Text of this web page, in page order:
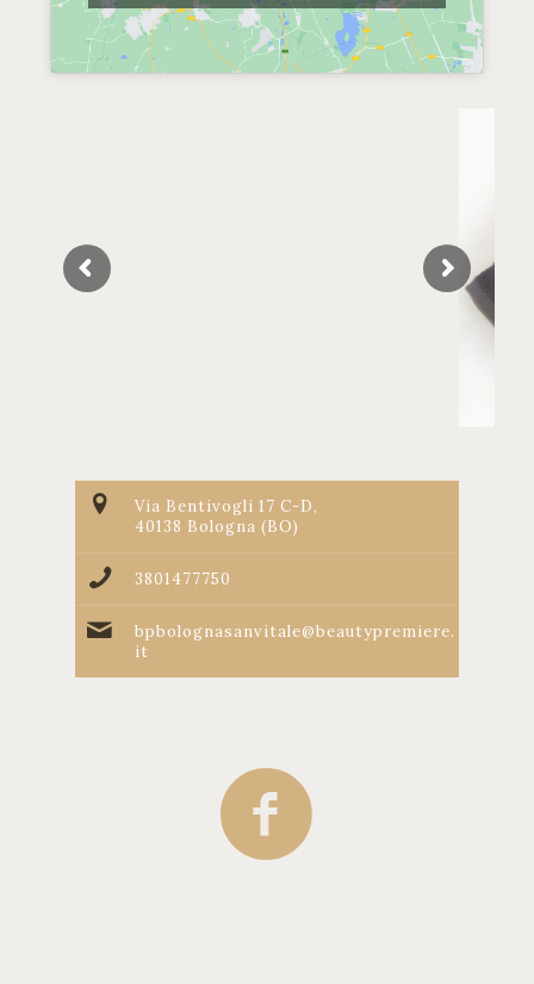
Via Bentivogli 17 C-D,
40138 Bologna (BO)
3801477750
bpbolognasanvitale@beautypremiere.
it